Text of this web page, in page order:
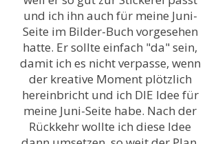
und ich ihn auch für meine Juni-
Seite im Bilder-Buch vorgesehen
hatte. Er sollte einfach "da" sein,
damit ich es nicht verpasse, wenn
der kreative Moment plötzlich
hereinbricht und ich DIE Idee für
meine Juni-Seite habe. Nach der
Rückkehr wollte ich diese Idee